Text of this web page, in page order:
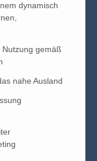
dynamisch
gemäß
nahe Ausland